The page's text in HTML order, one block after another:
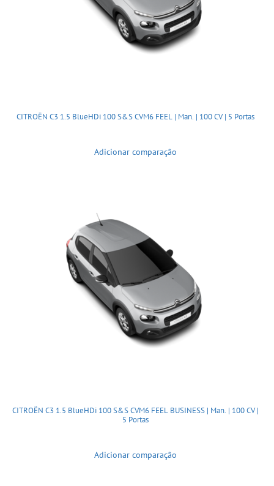
CITROËN C3 1.5 BlueHDi 100 S&S CVM6 FEEL | Man. | 100 CV | 5 Portas
Adicionar comparação
CITROËN C3 1.5 BlueHDi 100 S&S CVM6 FEEL BUSINESS | Man. | 100 CV |
5 Portas
Adicionar comparação